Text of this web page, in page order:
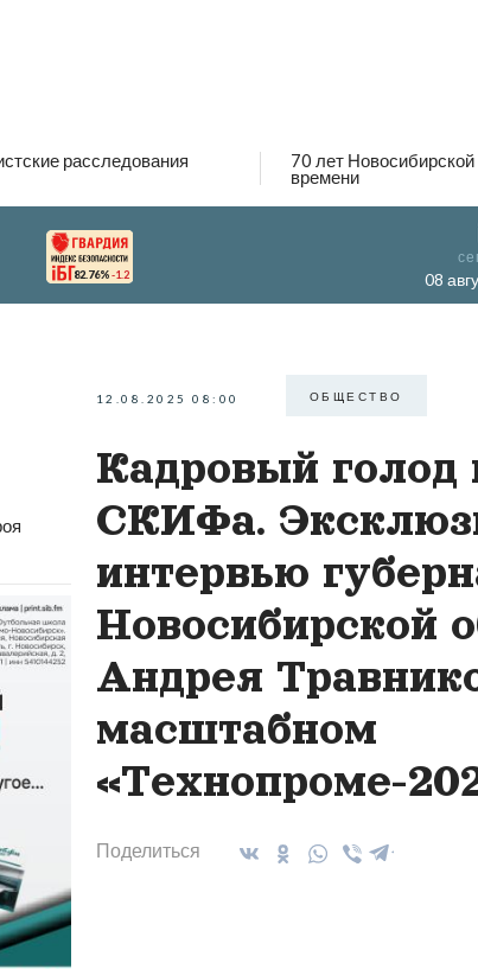
расследования 70 лет
времени
82.76% -1.2 08
12.08.2025 08:00 ОБЩЕСТВО
Кадровый голод
СКИФа.
интервью
Новосибирской
Андрея
масштабном
«Технопроме-
Поделиться